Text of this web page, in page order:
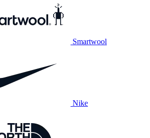
Smartwool
Nike